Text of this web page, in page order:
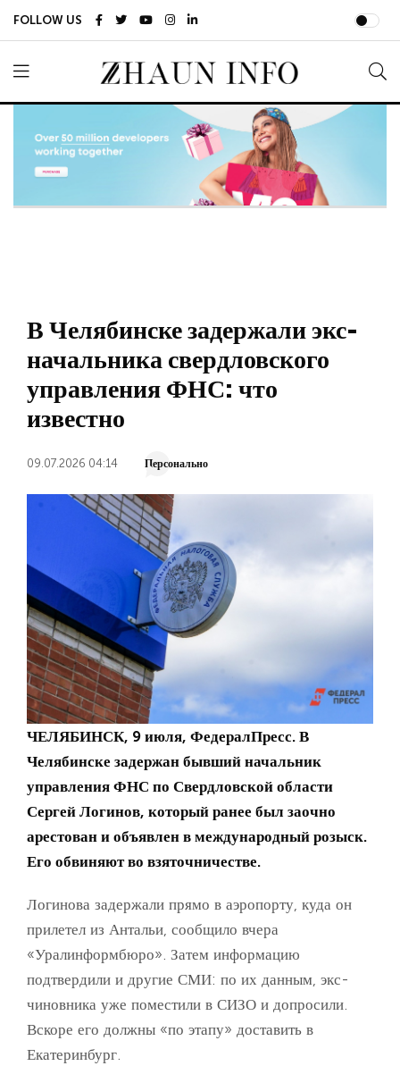
FOLLOW US
В Челябинске задержали экс-
начальника свердловского
управления ФНС: что
известно
09.07.2026 04:14 Персонально
ЧЕЛЯБИНСК, 9 июля, ФедералПресс. В
Челябинске задержан бывший начальник
управления ФНС по Свердловской области
Сергей Логинов, который ранее был заочно
арестован и объявлен в международный розыск.
Его обвиняют во взяточничестве.
Логинова задержали прямо в аэропорту, куда он
прилетел из Антальи, сообщило вчера
«Уралинформбюро». Затем информацию
подтвердили и другие СМИ: по их данным, экс-
чиновника уже поместили в СИЗО и допросили.
Вскоре его должны «по этапу» доставить в
Екатеринбург.